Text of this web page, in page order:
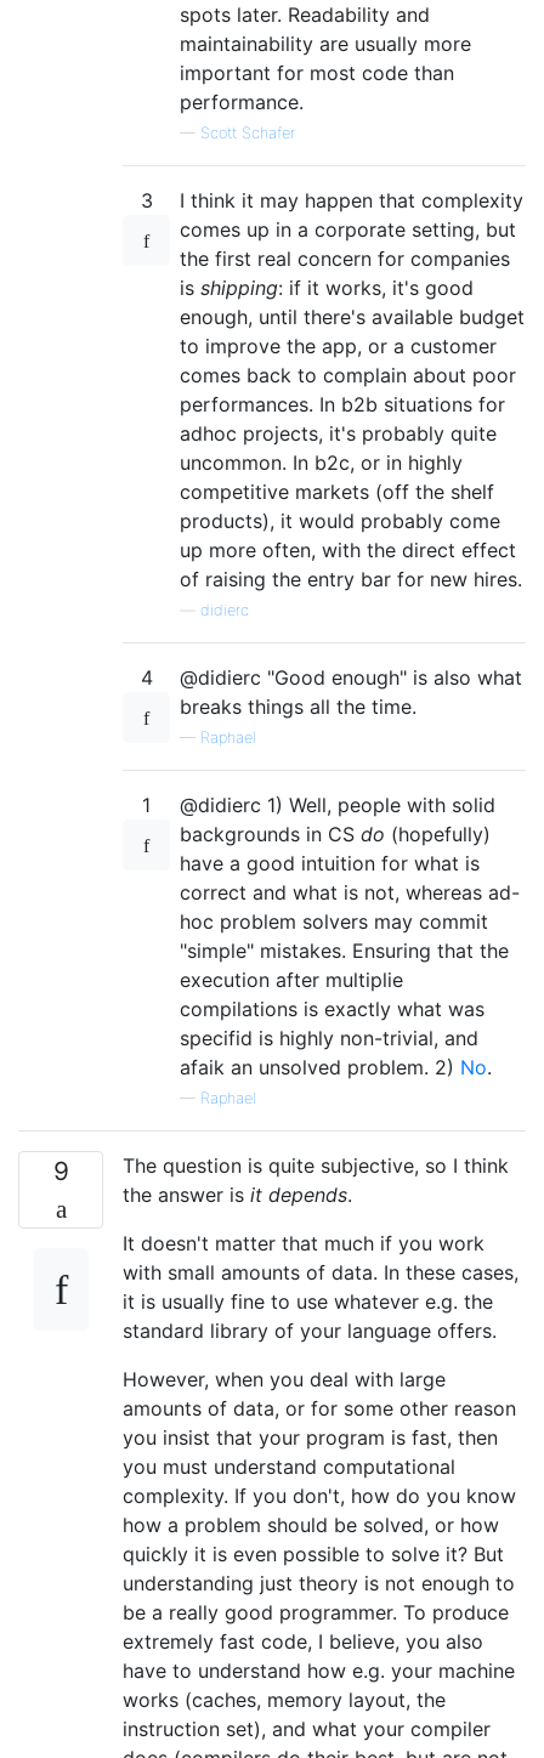
spots later. Readability and
maintainability are usually more
important for most code than
performance.
— Scott Schafer
3
I think it may happen that complexity
comes up in a corporate setting, but
the first real concern for companies
is shipping: if it works, it's good
enough, until there's available budget
to improve the app, or a customer
comes back to complain about poor
performances. In b2b situations for
adhoc projects, it's probably quite
uncommon. In b2c, or in highly
competitive markets (off the shelf
products), it would probably come
up more often, with the direct effect
of raising the entry bar for new hires.
didierc
4
@didierc "Good enough" is also what
breaks things all the time.
— Raphael
1
@didierc 1) Well, people with solid
backgrounds in CS do (hopefully)
have a good intuition for what is
correct and what is not, whereas ad-
hoc problem solvers may commit
"simple" mistakes. Ensuring that the
execution after multiplie
compilations is exactly what was
specifid is highly non-trivial, and
afaik an unsolved problem. 2) No.
— Raphael
9
The question is quite subjective, so I think
the answer is it depends.
It doesn't matter that much if you work
with small amounts of data. In these cases,
it is usually fine to use whatever e.g. the
standard library of your language offers.
However, when you deal with large
amounts of data, or for some other reason
you insist that your program is fast, then
you must understand computational
complexity. If you don't, how do you know
how a problem should be solved, or how
quickly it is even possible to solve it? But
understanding just theory is not enough to
be a really good programmer. To produce
extremely fast code, I believe, you also
have to understand how e.g. your machine
works (caches, memory layout, the
instruction set), and what your compiler